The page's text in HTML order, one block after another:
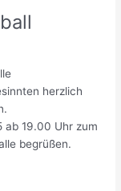
herzlich
ab 19.00 Uhr zum
begrüßen.